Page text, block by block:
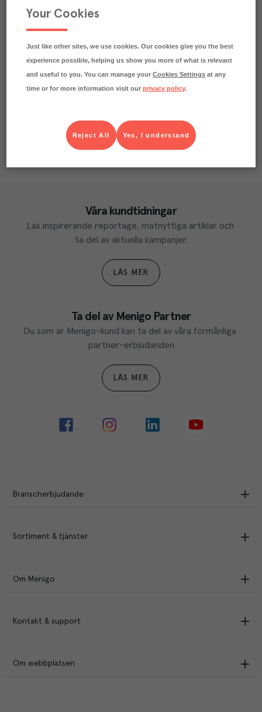
Klimatavtryck
CO₂e/kg
utsläppen av 2.9 kg koldioxid.
Läs mer om hur vi beräknar klimatavtryck
Våra kundtidningar
Läs inspirerande reportage, matnyttiga artiklar och
ta del av aktuella kampanjer.
LÄS MER
Ta del av Menigo Partner
Du som är Menigo-kund kan ta del av våra förmånliga
partner-erbjudanden
LÄS MER
Branscherbjudande
Sortiment & tjänster
Om Menigo
Kontakt & support
Om webbplatsen
Your Cookies
Just like other sites, we use cookies. Our cookies give you the best
experience possible, helping us show you more of what is relevant
and useful to you. You can manage yourCookies Settings at any
time or for more information visit ourprivacy policy.
Yes, I understand
Reject All